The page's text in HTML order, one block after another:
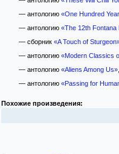
— антологию «One Hundred
— антологию «The 12th
— сборник «A Touch of
— антологию «Modern Classics
— антологию «Aliens Among Us»
— антологию «Passing for
Похожие произведения: